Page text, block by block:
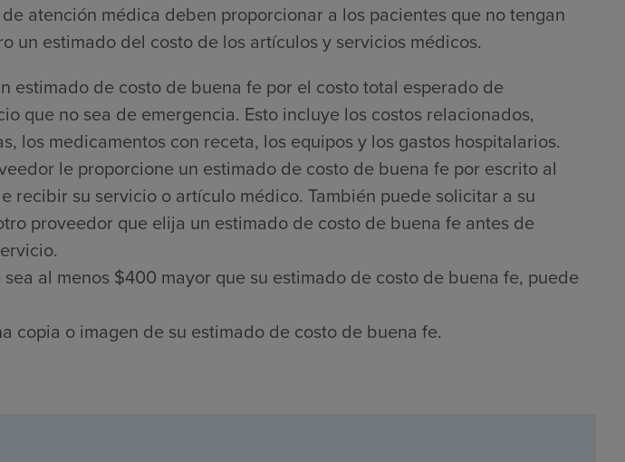
atención médica deben proporcionar a los pacientes que no tengan
un estimado del costo de los artículos y servicios médicos.
estimado de costo de buena fe por el costo total esperado de
que no sea de emergencia. Esto incluye los costos relacionados,
los medicamentos con receta, los equipos y los gastos hospitalarios.
le proporcione un estimado de costo de buena fe por escrito al
recibir su servicio o artículo médico. También puede solicitar a su
proveedor que elija un estimado de costo de buena fe antes de
al menos $400 mayor que su estimado de costo de buena fe, puede
copia o imagen de su estimado de costo de buena fe.